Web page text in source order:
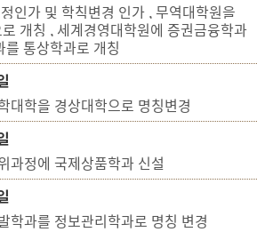
인가 및 학칙변경 인가 ,무역대학원을
개칭 , 세계경영대학원에 증권금융학과
통상학과로 개칭
대학을 경상대학으로 명칭변경
과정에 국제상품학과 신설
학과를 정보관리학과로 명칭 변경